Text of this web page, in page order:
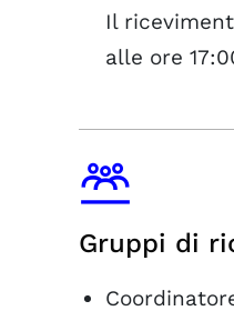
Il
alle ore
Gruppi di